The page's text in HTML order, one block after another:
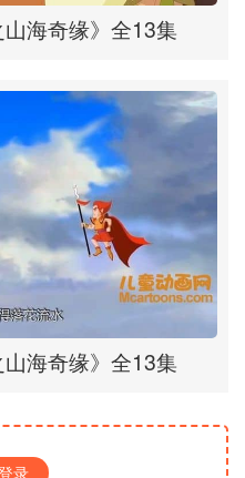
海奇缘》全13集
海奇缘》全13集
录